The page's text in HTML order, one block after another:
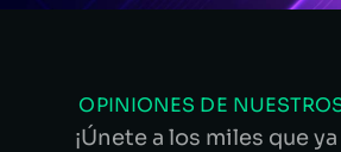
OPINIONES DE
¡Únete a los miles que